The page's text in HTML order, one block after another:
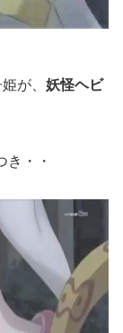
が、 妖怪ヘビ
き・・